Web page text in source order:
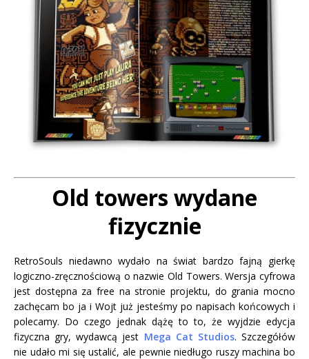
Old towers wydane
fizycznie
RetroSouls niedawno wydało na świat bardzo fajną gierkę
logiczno-zręcznościową o nazwie Old Towers. Wersja cyfrowa
jest dostępna za free na stronie projektu, do grania mocno
zachęcam bo ja i Wojt już jesteśmy po napisach końcowych i
polecamy. Do czego jednak dążę to to, że wyjdzie edycja
fizyczna gry, wydawcą jest Mega Cat Studios. Szczegółów
nie udało mi się ustalić, ale pewnie niedługo ruszy machina bo